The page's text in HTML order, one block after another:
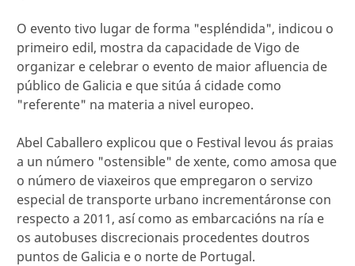
O evento tivo lugar de forma "espléndida", indicou o
primeiro edil, mostra da capacidade de Vigo de
organizar e celebrar o evento de maior afluencia de
público de Galicia e que sitúa á cidade como
"referente" na materia a nivel europeo.
Abel Caballero explicou que o Festival levou ás praias
a un número "ostensible" de xente, como amosa que
o número de viaxeiros que empregaron o servizo
especial de transporte urbano incrementáronse con
respecto a 2011, así como as embarcacións na ría e
os autobuses discrecionais procedentes doutros
puntos de Galicia e o norte de Portugal.